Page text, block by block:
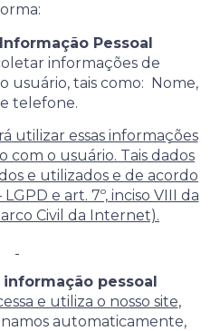
Pessoal
informações de
usuário, tais como: Nome,
telefone.
utilizar essas informações
com o usuário. Tais dados
e utilizados e de acordo
e art. 7º, inciso VIII da
Civil da Internet).
informação pessoal
e utiliza o nosso site,
automaticamente,